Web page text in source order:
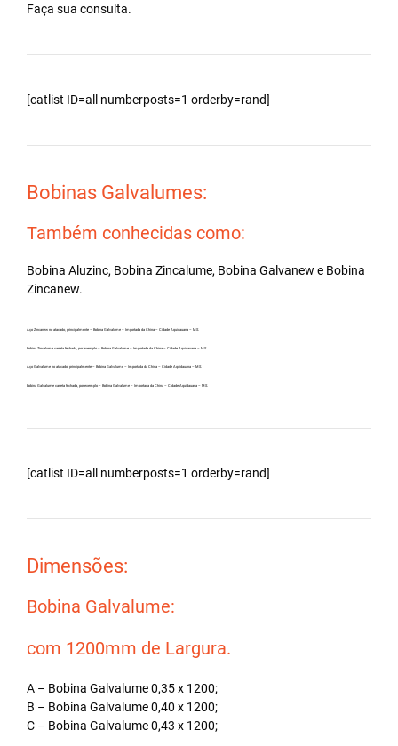
Faça sua consulta.
[catlist ID=all numberposts=1 orderby=rand]
Bobinas Galvalumes:
Também conhecidas como:
Bobina Aluzinc, Bobina Zincalume, Bobina Galvanew e Bobina
Zincanew.
Aço Zincanew no atacado, principalmente – Bobina Galvalume – Importada da China – Cidade Aquidauana – MS.
Bobina Zincalume carreta fechada, por exemplo – Bobina Galvalume – Importada da China – Cidade Aquidauana – MS.
Aço Galvalume no atacado, principalmente – Bobina Galvalume – Importada da China – Cidade Aquidauana – MS.
Bobina Galvalume carreta fechada, por exemplo – Bobina Galvalume – Importada da China – Cidade Aquidauana – MS.
[catlist ID=all numberposts=1 orderby=rand]
Dimensões:
Bobina Galvalume:
com 1200mm de Largura.
A – Bobina Galvalume 0,35 x 1200;
B – Bobina Galvalume 0,40 x 1200;
C – Bobina Galvalume 0,43 x 1200;